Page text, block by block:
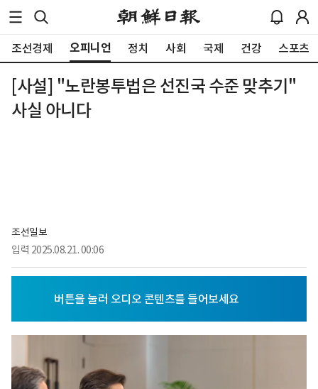
조선경제 오피니언 정치 사회 국제 건강 스포츠
[사설] "노란봉투법은 선진국 수준 맞추기"
사실 아니다
조선일보
입력 2025.08.21. 00:06